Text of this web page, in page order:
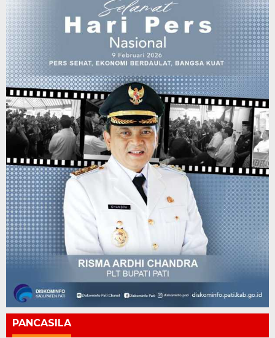
PANCASILA